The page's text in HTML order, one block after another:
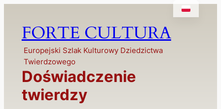
FORTE CULTURA
Europejski Szlak Kulturowy Dziedzictwa
Twierdzowego
Doświadczenie
twierdzy